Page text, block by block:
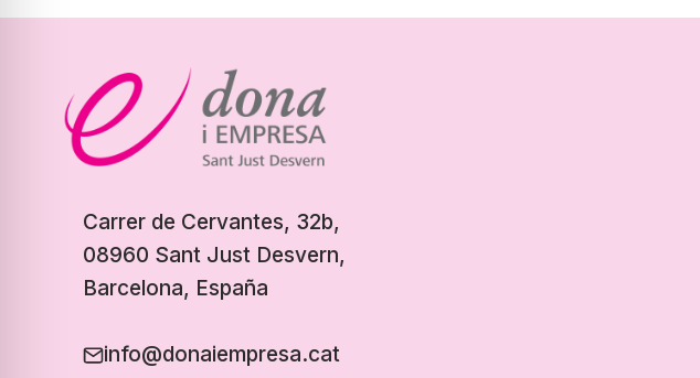
Carrer de Cervantes, 32b,
08960 Sant Just Desvern,
Barcelona, España
info@donaiempresa.cat